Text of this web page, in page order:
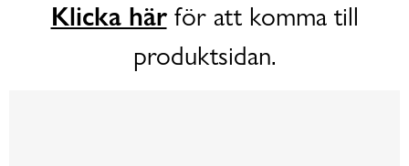
Klicka härför att komma till
produktsidan.